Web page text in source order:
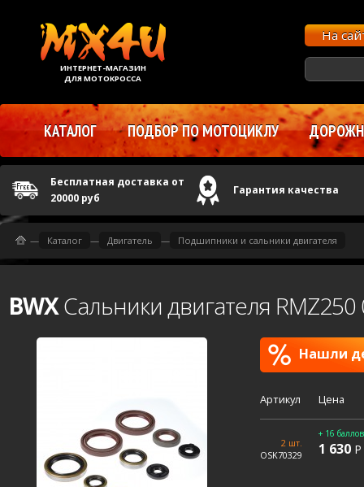
BWXСальники двигателя RMZ250
Нашли
Артикул Цена
2 шт.
OSK70329
+ 16 баллов
1 630 Р
— Каталог — Двигатель — Подшипники и сальники двигателя
ИНТЕРНЕТ-МАГАЗИН
ДЛЯ МОТОКРОССА
На
КАТАЛОГ ПОДБОР ПО МОТОЦИКЛУ
Бесплатная доставка от
20000 руб
Гарантия качества